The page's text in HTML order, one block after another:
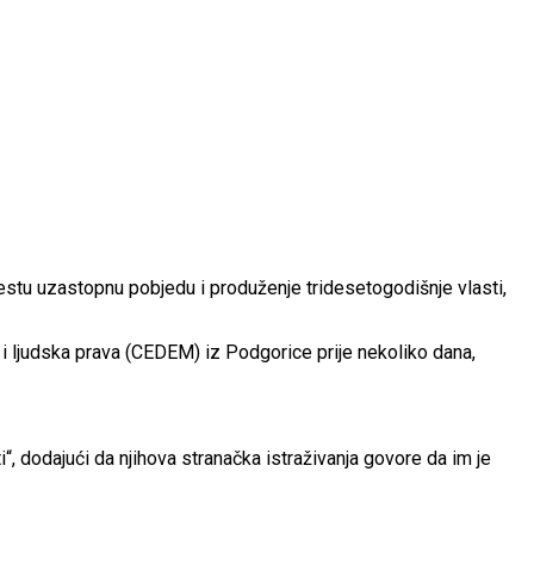
uzastopnu pobjedu i produženje tridesetogodišnje vlasti,
prava (CEDEM) iz Podgorice prije nekoliko dana,
dodajući da njihova stranačka istraživanja govore da im je